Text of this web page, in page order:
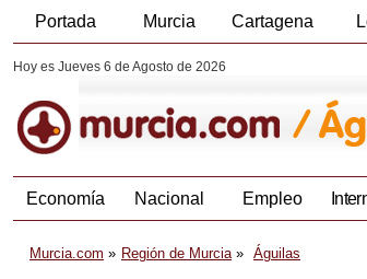
Portada Murcia Cartagena
Hoy es Jueves 6 de Agosto de 2026
Economía Nacional Empleo
Murcia.com Región de Murcia Águilas